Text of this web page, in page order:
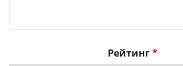
Рейтинг*